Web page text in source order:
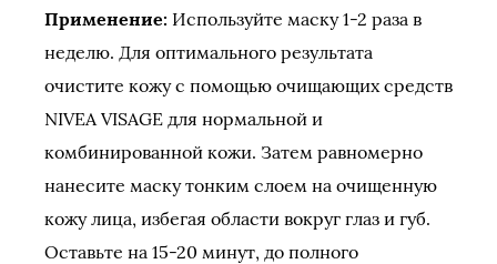
Применение: Используйте маску 1-2 раза в
неделю. Для оптимального результата
очистите кожу с помощью очищающих средств
NIVEA VISAGE для нормальной и
комбинированной кожи. Затем равномерно
нанесите маску тонким слоем на очищенную
кожу лица, избегая области вокруг глаз и губ.
Оставьте на 15-20 минут, до полного